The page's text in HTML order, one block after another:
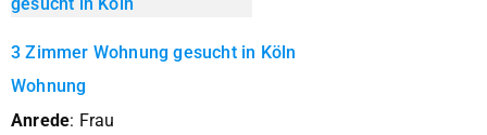
3 Zimmer Wohnung gesucht in Köln
Wohnung
Anrede: Frau